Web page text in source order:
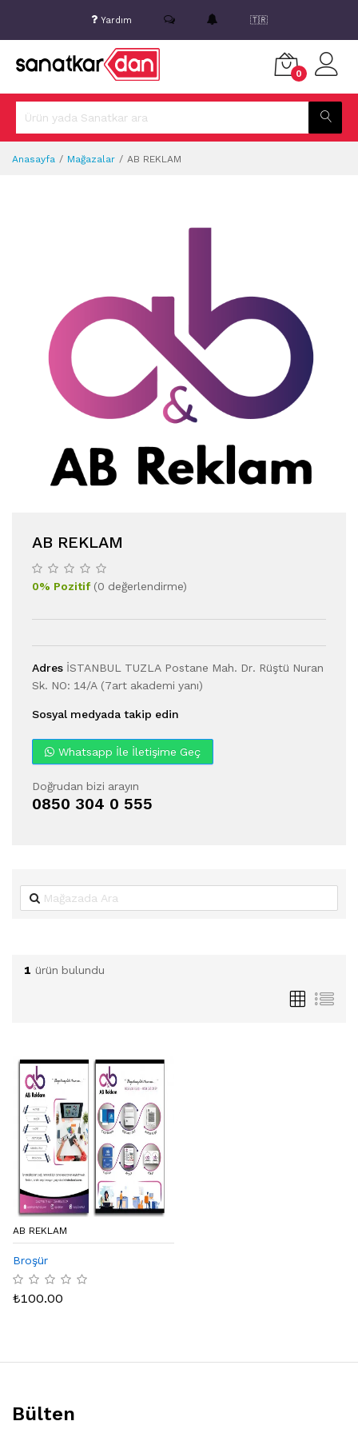
Yardım 🇹🇷
0
Anasayfa Mağazalar AB REKLAM
AB REKLAM
0% Pozitif(0 değerlendirme)
Adres İSTANBUL TUZLA Postane Mah. Dr. Rüştü Nuran
Sk. NO: 14/A (7art akademi yanı)
Sosyal medyada takip edin
Whatsapp İle İletişime Geç
Doğrudan bizi arayın
0850 304 0 555
1 ürün bulundu
AB REKLAM
Broşür
₺100.00
Bülten